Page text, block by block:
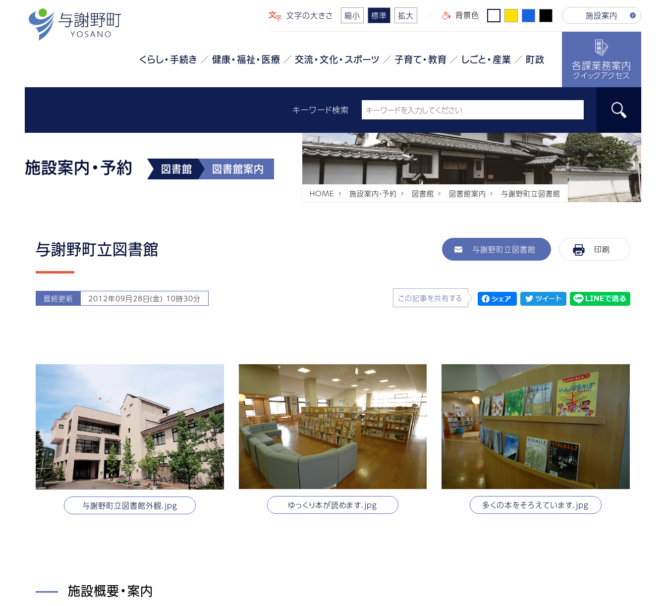
文字の大きさ 縮小 標準 拡大 背景色 施設案内
くらし・手続き 健康・福祉・医療 交流・文化・スポーツ 子育て・教育 しごと・産業 町政 各課業務案内
クイックアクセス
キーワード検索
施設案内・予約 図書館 図書館案内
HOME 施設案内・予約 図書館 図書館案内 与謝野町立図書館
与謝野町立図書館 与謝野町立図書館 印刷
最終更新 2012年09月28日(金) 10時30分 この記事を共有する
与謝野町立図書館外観.jpg ゆっくり本が読めます.jpg 多くの本をそろえています.jpg
施設概要・案内